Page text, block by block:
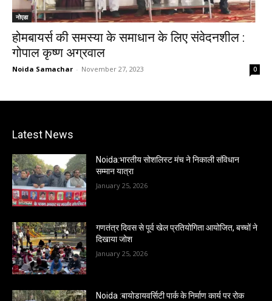
नोएडा
होमबायर्स की समस्या के समाधान के लिए संवेदनशील :
गोपाल कृष्ण अग्रवाल
Noida Samachar - November 27, 2023 0
Latest News
Noida:भारतीय सोशलिस्ट मंच ने निकाली संविधान
सम्मान यात्रा
January 25, 2026
गणतंत्र दिवस से पूर्व खेल प्रतियोगिता आयोजित, बच्चों ने
दिखाया जोश
January 25, 2026
Noida :बायोडायवर्सिटी पार्क के निर्माण कार्य पर रोक